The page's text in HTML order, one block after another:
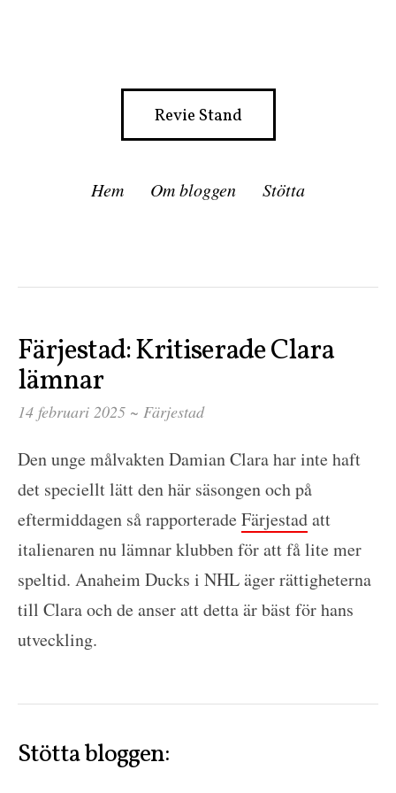
Revie Stand
Hem Om bloggen Stötta
Färjestad: Kritiserade Clara
lämnar
14 februari 2025 ~ Färjestad
Den unge målvakten Damian Clara har inte haft
det speciellt lätt den här säsongen och på
eftermiddagen så rapporteradeFärjestadatt
italienaren nu lämnar klubben för att få lite mer
speltid. Anaheim Ducks i NHL äger rättigheterna
till Clara och de anser att detta är bäst för hans
utveckling.
Stötta bloggen: